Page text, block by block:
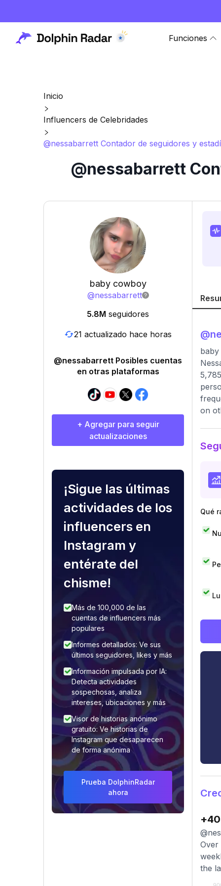
Funciones
Inicio
Influencers de Celebridades
@nessabarrett Contador de seguidores y
@nessabarrett
baby cowboy
@nessabarrett
5.8M seguidores
21 actualizado hace horas
@nessabarrett Posibles cuentas
en otras plataformas
+ Agregar para seguir
actualizaciones
¡Sigue las últimas
actividades de los
influencers en
Instagram y
entérate del
chisme!
Más de 100,000 de las
cuentas de influencers más
populares
Informes detallados: Ve sus
últimos seguidores, likes y más
Información impulsada por IA:
Detecta actividades
sospechosas, analiza
intereses, ubicaciones y más
Visor de historias anónimo
gratuito: Ve historias de
Instagram que desaparecen
de forma anónima
Prueba DolphinRadar
ahora
@
baby
on
Qué
Over
the